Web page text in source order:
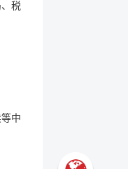
税
中